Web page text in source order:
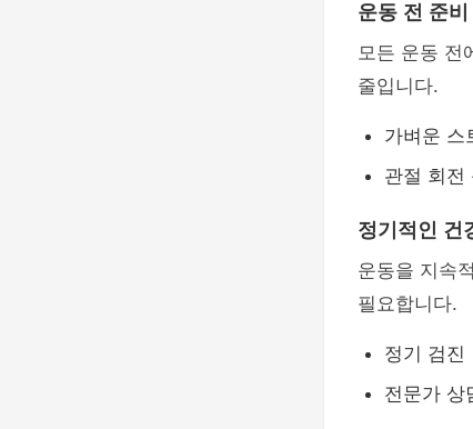
운동 전 준
모든 운동 전
줄입니다.
가벼운 스
관절 회전
정기적인 건
운동을 지속
필요합니다.
정기 검진
전문가 상